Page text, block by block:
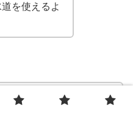
を使えるよ
障連絡にすぐ確認してい